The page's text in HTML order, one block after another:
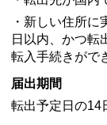
・新しい住所
日以内、かつ転
転入手続きがで
届出期間
転出予定日の14